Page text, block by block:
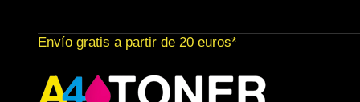
al
contenido
Envío gratis a partir de 20 euros*